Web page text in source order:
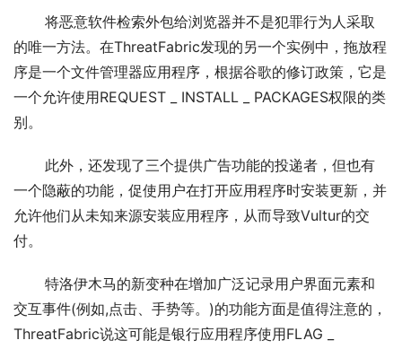
的唯一方法。在ThreatFabric发现的另一个实例中，拖放程
序是一个文件管理器应用程序，根据谷歌的修订政策，它是
一个允许使用REQUEST _ INSTALL _ PACKAGES权限的类
别。
一个隐蔽的功能，促使用户在打开应用程序时安装更新，并
允许他们从未知来源安装应用程序，从而导致Vultur的交
付。
交互事件(例如,点击、手势等。)的功能方面是值得注意的，
ThreatFabric说这可能是银行应用程序使用FLAG _